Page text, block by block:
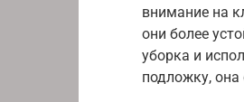
внимание на
они более
уборка и
подложку,